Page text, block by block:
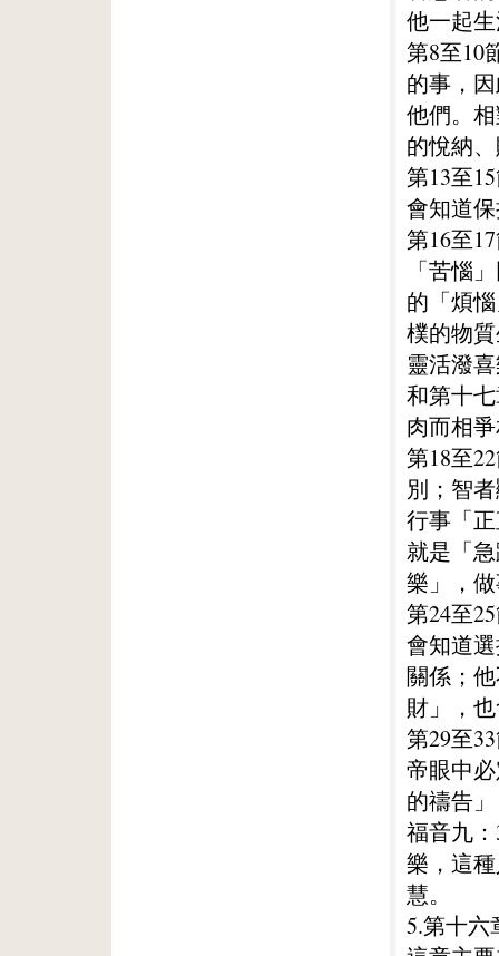
他一起
第8至10
的事，
他們。
的悅納
第13至
會知道
第16至
「苦惱
的「煩
樸的物
靈活潑
和第十
肉而相
第18至
別；智
行事「
就是「
樂」，
第24至
會知道
關係；
財」，
第29至
帝眼中
的禱告
福音九
樂，這
慧。
5.第十六